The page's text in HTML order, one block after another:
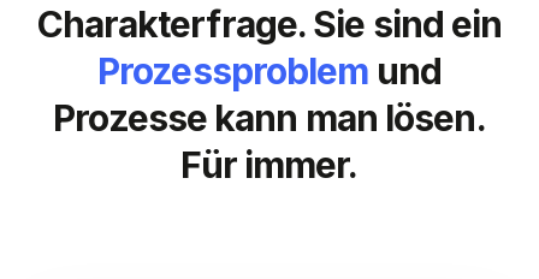
Charakterfrage. Sie sind ein
Prozessproblem und
Prozesse kann man lösen.
Für immer.